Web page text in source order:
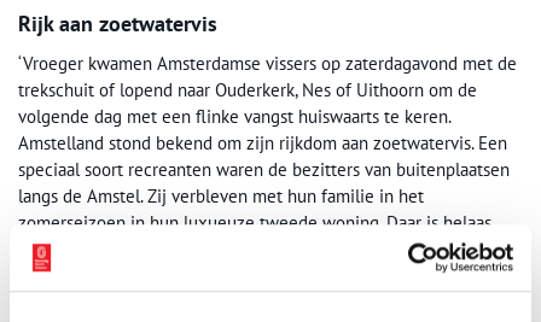
Rijk aan zoetwatervis
‘Vroeger kwamen Amsterdamse vissers op zaterdagavond met de
trekschuit of lopend naar Ouderkerk, Nes of Uithoorn om de
volgende dag met een flinke vangst huiswaarts te keren.
Amstelland stond bekend om zijn rijkdom aan zoetwatervis. Een
speciaal soort recreanten waren de bezitters van buitenplaatsen
langs de Amstel. Zij verbleven met hun familie in het
zomerseizoen in hun luxueuze tweede woning. Daar is helaas
nog weinig van terug te vinden.’